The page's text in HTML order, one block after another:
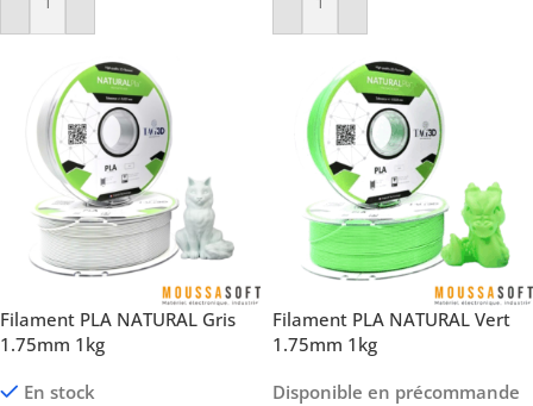
Ajouter Au Panier Ajouter Au Panier
Filament PLA NATURAL Gris
1.75mm 1kg
En stock
Filament PLA NATURAL Vert
1.75mm 1kg
Disponible en précommande